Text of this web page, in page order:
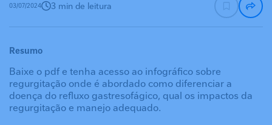
03/07/2024 3 min de leitura
Resumo
Baixe o pdf e tenha acesso ao infográfico sobre
regurgitação onde é abordado como diferenciar a
doença do refluxo gastresofágico, qual os impactos da
regurgitação e manejo adequado.